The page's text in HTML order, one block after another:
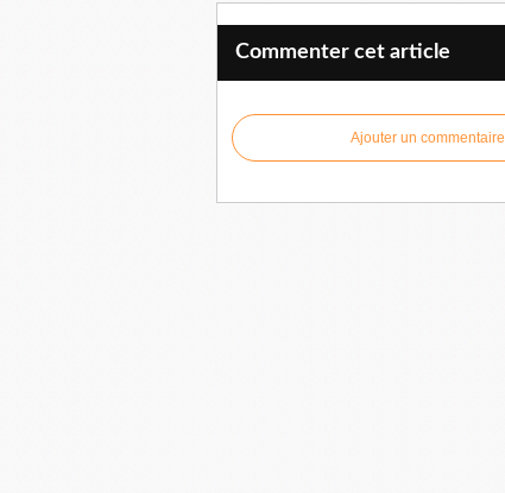
Commenter cet article
Ajouter un commentaire